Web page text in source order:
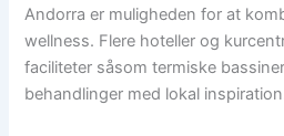
Andorra er muligheden for at
wellness. Flere hoteller og
faciliteter såsom termiske
behandlinger med lokal